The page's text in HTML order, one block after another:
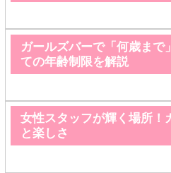
ガールズバーで「何歳まで
ての年齢制限を解説
女性スタッフが輝く場所！
と楽しさ